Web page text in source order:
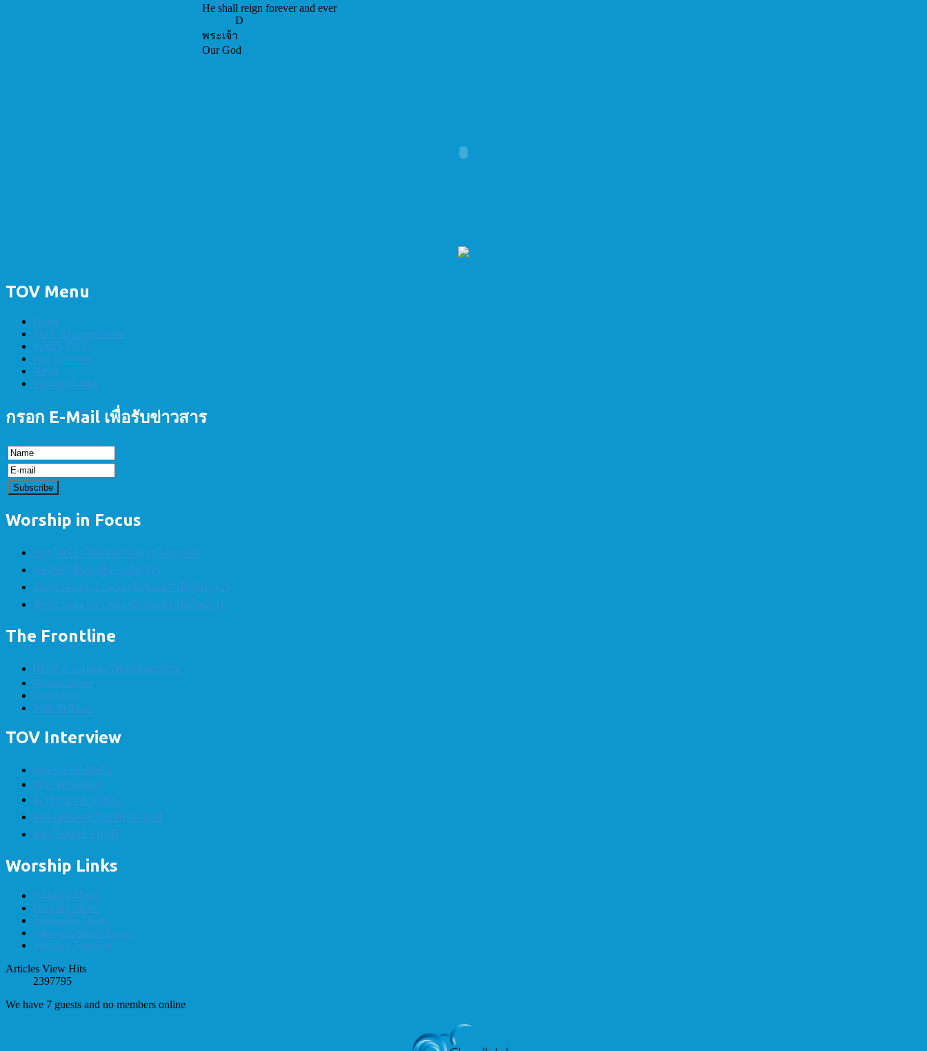
He shall reign forever and ever
D
พระเจ้า
Our God
TOV Menu
Home
TOV Recommended
What's TOV
Our Columns
News
Worship Links
กรอก E-Mail เพื่อรับข่าวสาร
Worship in Focus
การโห่ร้องในสงครามฝ่ายวิญญาณ
คุณสมบัติของผู้นำนมัสการ
จักรวาลบอกว่า พระเจ้าของเรายิ่งใหญ่ (2)
จักรวาลบอกว่า พระเจ้าของเรายิ่งใหญ่ (1)
The Frontline
IHOP ความหลงใหลอันสง่างาม
Planetshakers
Don Moen
Matt Redman
TOV Interview
คุณ บงกช ฮัดซัน
True Worshipers
อ.วรรณา อ.สุวัฒน์
คุณ เสริมพล ปิยะทัศนาพงศ์
คุณ ไพบูลย์ แก่นดี
Worship Links
Hillsong Music
Integrity Music
Maranatha Music
Vineyard Music Group
Worship Together
Articles View Hits
2397795
We have 7 guests and no members online